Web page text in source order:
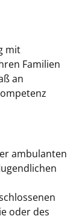
mit
Familien
an
ambulanten
oder des